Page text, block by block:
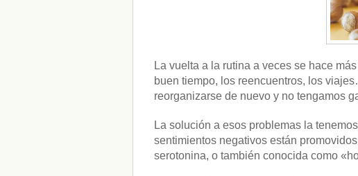
La vuelta a la rutina a veces se hace
buen tiempo, los reencuentros, los
reorganizarse de nuevo y no tengamos
La solución a esos problemas la
sentimientos negativos están
serotonina, o también conocida como